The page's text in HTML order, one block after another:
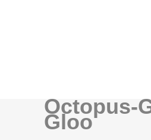
Octopus-
Gloo